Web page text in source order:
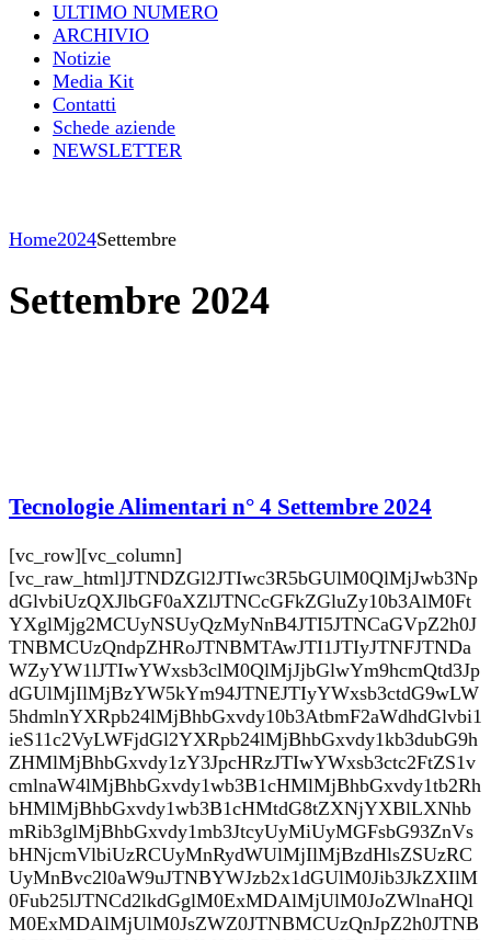
ULTIMO NUMERO
ARCHIVIO
Notizie
Media Kit
Contatti
Schede aziende
NEWSLETTER
Home2024Settembre
Settembre 2024
Tecnologie Alimentari n° 4 Settembre 2024
[vc_row][vc_column]
[vc_raw_html]JTNDZGl2JTIwc3R5bGUlM0QlMjJwb3Np
dGlvbiUzQXJlbGF0aXZlJTNCcGFkZGluZy10b3AlM0Ft
YXglMjg2MCUyNSUyQzMyNnB4JTI5JTNCaGVpZ2h0J
TNBMCUzQndpZHRoJTNBMTAwJTI1JTIyJTNFJTNDa
WZyYW1lJTIwYWxsb3clM0QlMjJjbGlwYm9hcmQtd3Jp
dGUlMjIlMjBzYW5kYm94JTNEJTIyYWxsb3ctdG9wLW
5hdmlnYXRpb24lMjBhbGxvdy10b3AtbmF2aWdhdGlvbi1
ieS11c2VyLWFjdGl2YXRpb24lMjBhbGxvdy1kb3dubG9h
ZHMlMjBhbGxvdy1zY3JpcHRzJTIwYWxsb3ctc2FtZS1v
cmlnaW4lMjBhbGxvdy1wb3B1cHMlMjBhbGxvdy1tb2Rh
bHMlMjBhbGxvdy1wb3B1cHMtdG8tZXNjYXBlLXNhb
mRib3glMjBhbGxvdy1mb3JtcyUyMiUyMGFsbG93ZnVs
bHNjcmVlbiUzRCUyMnRydWUlMjIlMjBzdHlsZSUzRC
UyMnBvc2l0aW9uJTNBYWJzb2x1dGUlM0Jib3JkZXIlM
0Fub25lJTNCd2lkdGglM0ExMDAlMjUlM0JoZWlnaHQl
M0ExMDAlMjUlM0JsZWZ0JTNBMCUzQnJpZ2h0JTNB